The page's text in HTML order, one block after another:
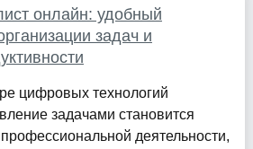
онлайн: удобный
задач и
цифровых технологий
задачами становится
деятельности,